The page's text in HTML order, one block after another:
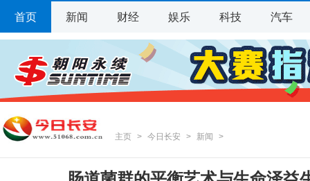
首页 新闻 财经 娱乐 科技 汽车
主页 > 今日长安 > 新闻 >